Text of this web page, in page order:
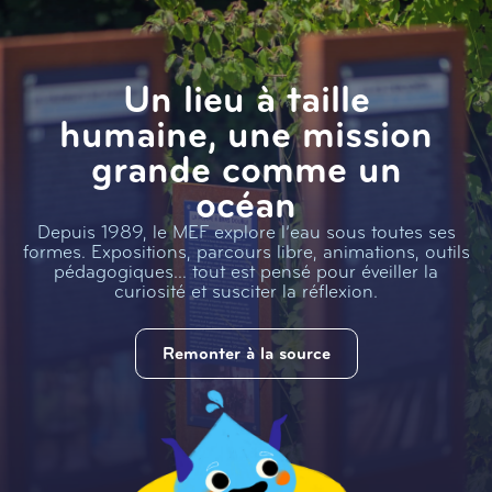
Un lieu à taille
humaine, une mission
grande comme un
océan
Depuis 1989, le MEF explore l’eau sous toutes ses
formes. Expositions, parcours libre, animations, outils
pédagogiques… tout est pensé pour éveiller la
curiosité et susciter la réflexion.
Remonter à la source